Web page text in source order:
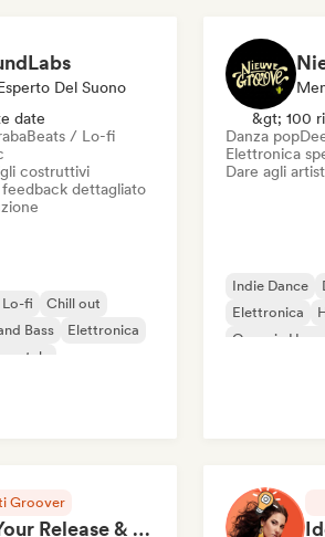
Del Suono
date
Beats / Lo-fi
costruttivi
dettagliato
Lo-fi
Chill out
Bass
Elettronica
&gt; 100
Danza pop
Elettronica
Dare agli
Indie Dance
Elettronica
Organic
Groover
Boost Your Release & Streams in a 1hr Coaching Session